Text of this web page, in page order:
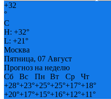
+32
°
C
H: +32°
L: +21°
Москва
Пятница, 07 Август
Прогноз на неделю
Сб
Вс Пн Вт Ср
Чт
+28°+23°+25°+25°+17°+18°
+20°+17°+15°+16°+12°+11°